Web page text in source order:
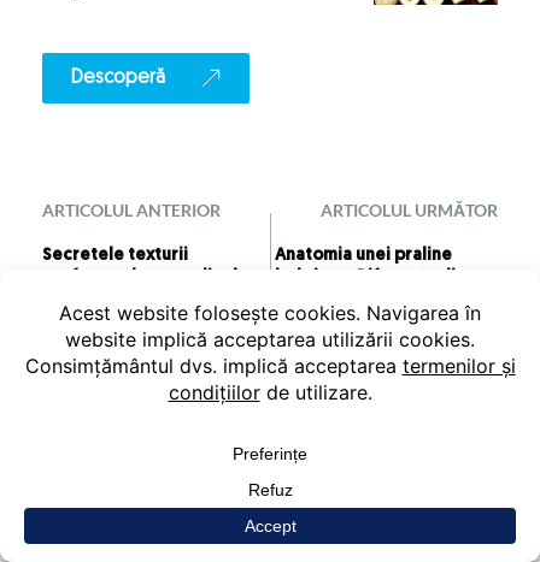
Descoperă
ARTICOLUL ANTERIOR ARTICOLUL URMĂTOR
Secretele texturii
Anatomia unei praline
și cremă de unt